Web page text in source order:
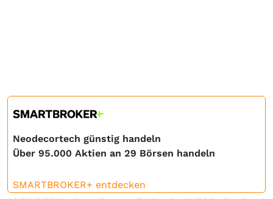
Neodecortech günstig handeln
Über 95.000 Aktien an 29 Börsen handeln
SMARTBROKER+ entdecken